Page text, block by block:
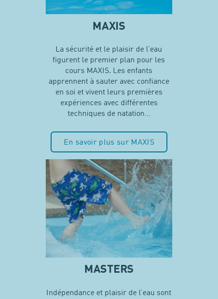
MAXIS
La sécurité et le plaisir de l’eau
figurent le premier plan pour les
cours MAXIS. Les enfants
apprennent à sauter avec confiance
en soi et vivent leurs premières
expériences avec différentes
techniques de natation…
En savoir plus sur MAXIS
MASTERS
Indépendance et plaisir de l’eau sont